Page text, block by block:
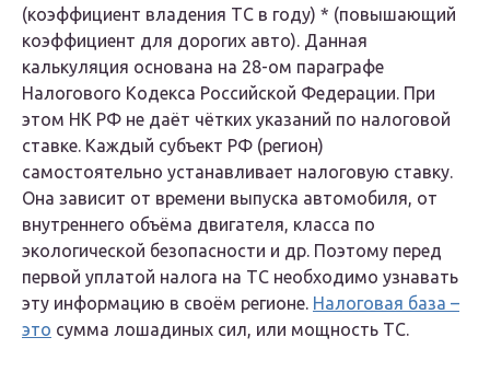
(коэффициент владения ТС в году) * (повышающий
коэффициент для дорогих авто). Данная
калькуляция основана на 28-ом параграфе
Налогового Кодекса Российской Федерации. При
этом НК РФ не даёт чётких указаний по налоговой
ставке. Каждый субъект РФ (регион)
самостоятельно устанавливает налоговую ставку.
Она зависит от времени выпуска автомобиля, от
внутреннего объёма двигателя, класса по
экологической безопасности и др. Поэтому перед
первой уплатой налога на ТС необходимо узнавать
эту информацию в своём регионе. Налоговая база –
это сумма лошадиных сил, или мощность ТС.